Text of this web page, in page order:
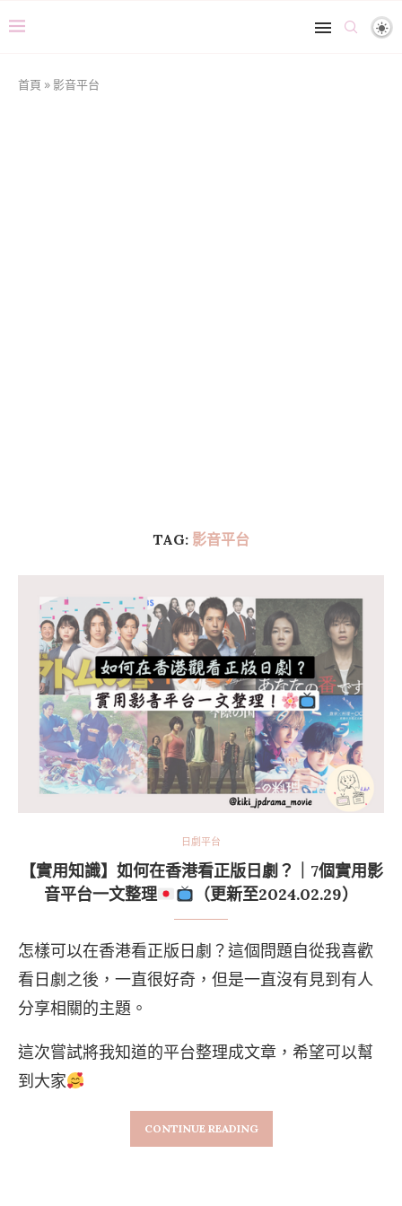
首頁 » 影音平台
TAG: 影音平台
日劇平台
【實用知識】如何在香港看正版日劇？｜7個實用影
音平台一文整理
（更新至2024.02.29）
怎樣可以在香港看正版日劇？這個問題自從我喜歡
看日劇之後，一直很好奇，但是一直沒有見到有人
分享相關的主題。
這次嘗試將我知道的平台整理成文章，希望可以幫
到大家
CONTINUE READING